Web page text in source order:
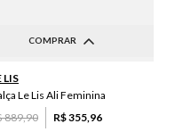
COMPRAR
LIS
Le Lis Ali Feminina
889,90 R$355 96